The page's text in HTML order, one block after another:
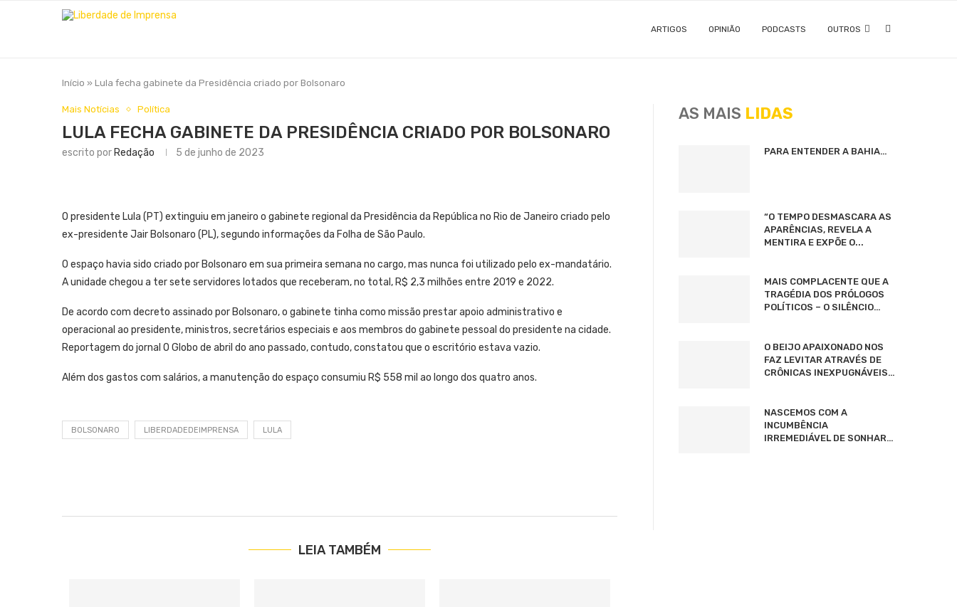
ARTIGOS OPINIÃO PODCASTS OUTROS
Início » Lula fecha gabinete da Presidência criado por Bolsonaro
Mais Notícias Política
LULA FECHA GABINETE DA PRESIDÊNCIA CRIADO POR BOLSONARO
escrito por Redação 5 de junho de 2023
O presidente Lula (PT) extinguiu em janeiro o gabinete regional da Presidência da República no Rio de Janeiro criado pelo
ex-presidente Jair Bolsonaro (PL), segundo informações da Folha de São Paulo.
O espaço havia sido criado por Bolsonaro em sua primeira semana no cargo, mas nunca foi utilizado pelo ex-mandatário.
A unidade chegou a ter sete servidores lotados que receberam, no total, R$ 2,3 milhões entre 2019 e 2022.
De acordo com decreto assinado por Bolsonaro, o gabinete tinha como missão prestar apoio administrativo e
operacional ao presidente, ministros, secretários especiais e aos membros do gabinete pessoal do presidente na cidade.
Reportagem do jornal O Globo de abril do ano passado, contudo, constatou que o escritório estava vazio.
Além dos gastos com salários, a manutenção do espaço consumiu R$ 558 mil ao longo dos quatro anos.
BOLSONARO LIBERDADEDEIMPRENSA LULA
LEIA TAMBÉM
AS MAIS LIDAS
PARA ENTENDER A BAHIA…
“O TEMPO DESMASCARA AS
APARÊNCIAS, REVELA A
MENTIRA E EXPÕE O...
MAIS COMPLACENTE QUE A
TRAGÉDIA DOS PRÓLOGOS
POLÍTICOS – O SILÊNCIO…
O BEIJO APAIXONADO NOS
FAZ LEVITAR ATRAVÉS DE
CRÔNICAS INEXPUGNÁVEIS…
NASCEMOS COM A
INCUMBÊNCIA
IRREMEDIÁVEL DE SONHAR…